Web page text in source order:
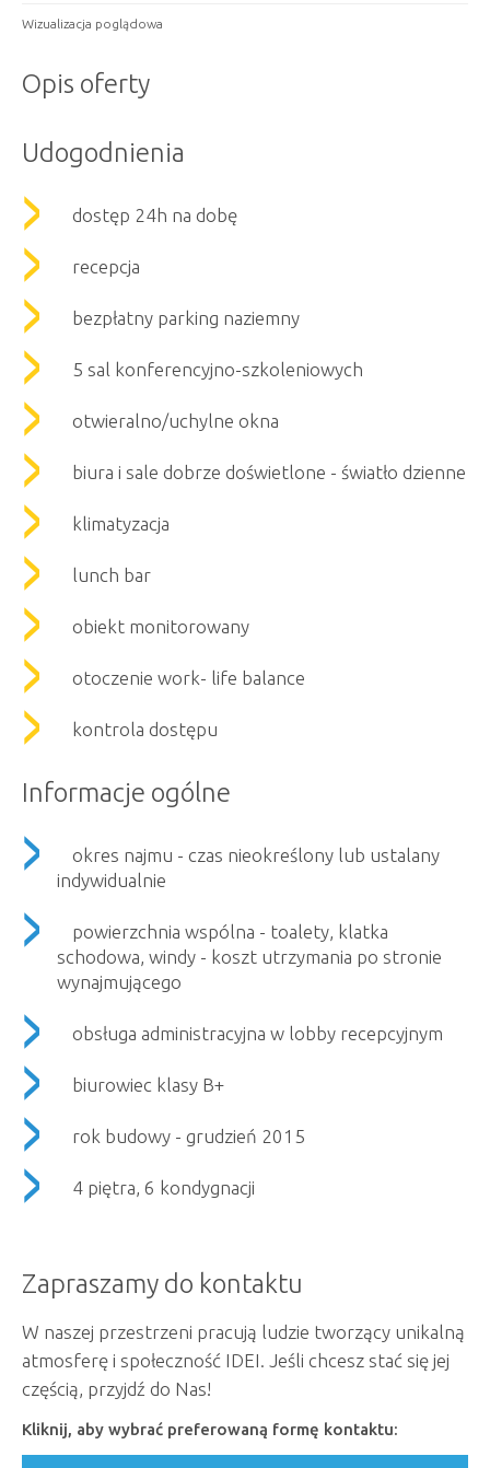
Wizualizacja poglądowa
Opis oferty
Udogodnienia
dostęp 24h na dobę
recepcja
bezpłatny parking naziemny
5 sal konferencyjno-szkoleniowych
otwieralno/uchylne okna
biura i sale dobrze doświetlone - światło dzienne
klimatyzacja
lunch bar
obiekt monitorowany
otoczenie work- life balance
kontrola dostępu
Informacje ogólne
okres najmu - czas nieokreślony lub ustalany
indywidualnie
powierzchnia wspólna - toalety, klatka
schodowa, windy - koszt utrzymania po stronie
wynajmującego
obsługa administracyjna w lobby recepcyjnym
biurowiec klasy B+
rok budowy - grudzień 2015
4 piętra, 6 kondygnacji
Zapraszamy do kontaktu
W naszej przestrzeni pracują ludzie tworzący unikalną
atmosferę i społeczność IDEI. Jeśli chcesz stać się jej
częścią, przyjdź do Nas!
Kliknij, aby wybrać preferowaną formę kontaktu: